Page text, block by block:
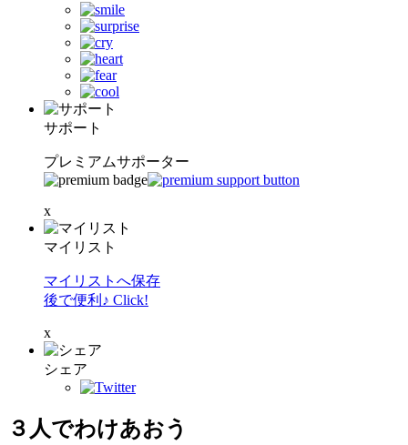
サポート
プレミアムサポーター
x
マイリスト
マイリストへ保存
後で便利♪ Click!
x
シェア
３人でわけあおう